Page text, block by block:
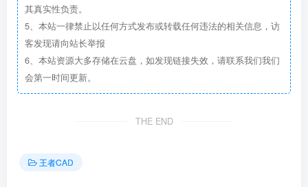
其真实性负责。
5、本站一律禁止以任何方式发布或转载任何违法的相关信息，访
客发现请向站长举报
6、本站资源大多存储在云盘，如发现链接失效，请联系我们我们
会第一时间更新。
THE END
王者CAD